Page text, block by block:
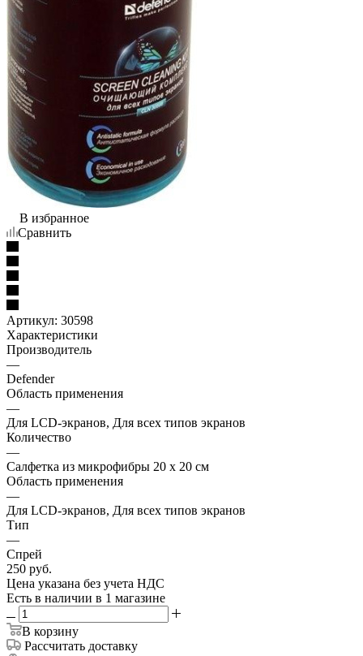
В избранное
Сравнить
Артикул: 30598
Характеристики
Производитель
—
Defender
Область применения
—
Для LCD-экранов, Для всех типов экранов
Количество
—
Салфетка из микрофибры 20 х 20 см
Область применения
—
Для LCD-экранов, Для всех типов экранов
Тип
—
Спрей
250 руб.
Цена указана без учета НДС
Есть в наличии в 1 магазине
В корзину
Рассчитать доставку